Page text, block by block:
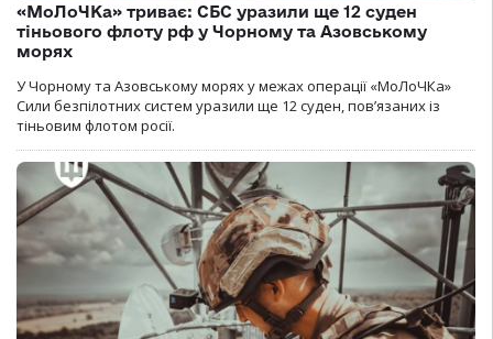
«МоЛоЧКа» триває: СБС уразили ще 12 суден
тіньового флоту рф у Чорному та Азовському
морях
У Чорному та Азовському морях у межах операції «МоЛоЧКа»
Сили безпілотних систем уразили ще 12 суден, пов’язаних із
тіньовим флотом росії.